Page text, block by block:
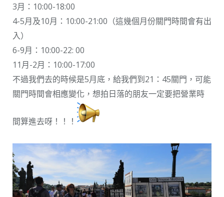
3月：10:00-18:00
4-5月及10月：10:00-21:00（這幾個月份關門時間會有出
入）
6-9月：10:00-22: 00
11月-2月：10:00-17:00
不過我們去的時候是5月底，給我們到21：45關門，可能
關門時間會相應變化，想拍日落的朋友一定要把營業時
間算進去呀！！！